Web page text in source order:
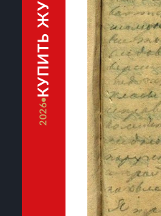
2026